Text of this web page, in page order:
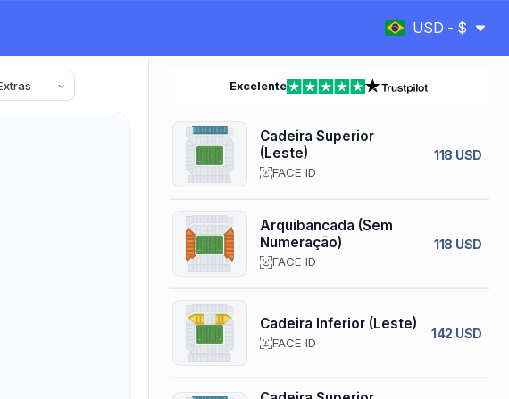
USD - $
Excelente
Cadeira Superior
(Leste)
FACE ID
118 USD
Arquibancada (Sem
Numeração)
FACE ID
118 USD
Cadeira Inferior (Leste)
FACE ID
142 USD